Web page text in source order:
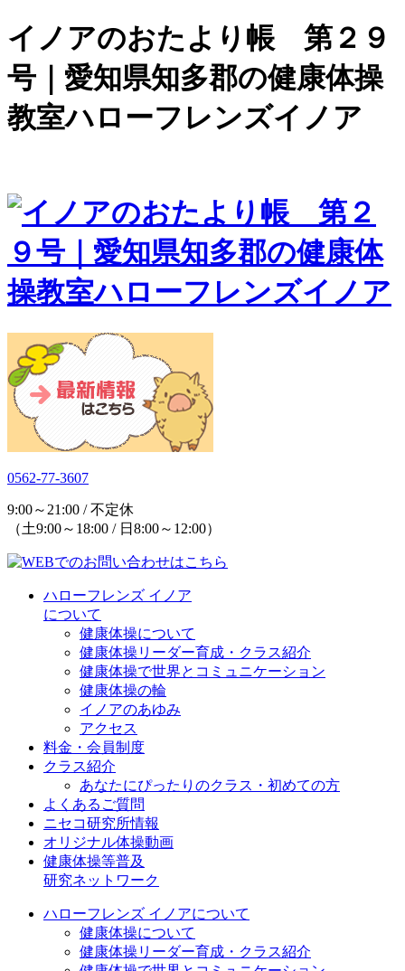
イノアのおたより帳 第２９
号｜愛知県知多郡の健康体操
教室ハローフレンズイノア
0562-77-3607
9:00～21:00 / 不定休
（土9:00～18:00 / 日8:00～12:00）
ハローフレンズ イノア
について
健康体操について
健康体操リーダー育成・クラス紹介
健康体操で世界とコミュニケーション
健康体操の輪
イノアのあゆみ
アクセス
料金・会員制度
クラス紹介
あなたにぴったりのクラス・初めての方
よくあるご質問
ニセコ研究所情報
オリジナル体操動画
健康体操等普及
研究ネットワーク
ハローフレンズ イノアについて
健康体操について
健康体操リーダー育成・クラス紹介